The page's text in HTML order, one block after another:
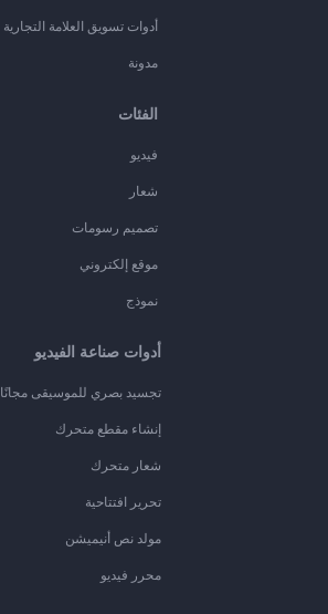
أدوات تسويق العلامة التجارية
مدونة
الفئات
فيديو
شعار
تصميم رسومات
موقع إلكتروني
نموذج
أدوات صناعة الفيديو
تجسيد بصري للموسيقى مجانًا
إنشاء مقطع متحرك
شعار متحرك
تحرير افتتاحية
مولد نص أنيميشن
محرر فيديو